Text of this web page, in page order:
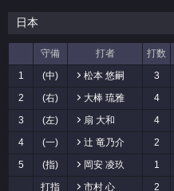
日本
守備 打者 打数
1
(中) 松本 悠嗣 3
2
(右) 大棒 琉雅 4
3
(左) 扇 大和 4
4
(一) 辻 竜乃介 2
5
(指) 岡安 凌玖 1
打指
市村 心 2